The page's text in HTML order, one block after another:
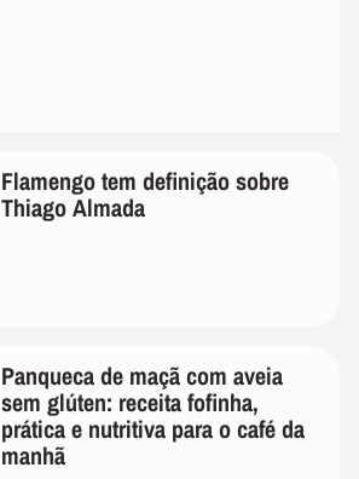
Flamengo tem definição sobre
Thiago Almada
Panqueca de maçã com aveia
sem glúten: receita fofinha,
prática e nutritiva para o café da
manhã